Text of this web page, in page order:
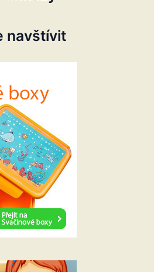
navštívit